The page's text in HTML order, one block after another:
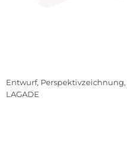
Entwurf,
LAGADE